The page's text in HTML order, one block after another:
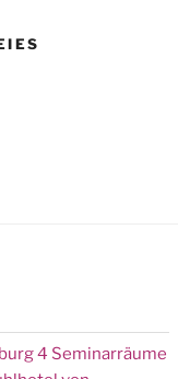
4 Seminarräume